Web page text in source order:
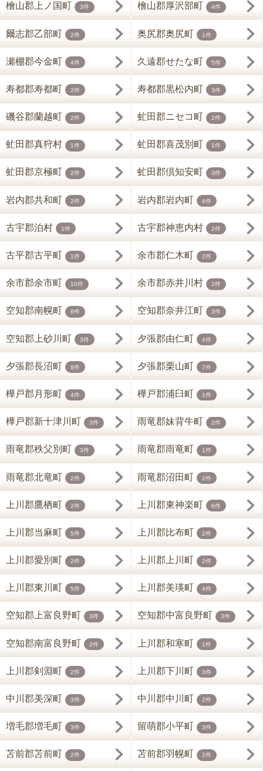
檜山郡上ノ国町 3件 檜山郡厚沢部町 4件
爾志郡乙部町 2件 奥尻郡奥尻町 1件
瀬棚郡今金町 4件 久遠郡せたな町 5件
寿都郡寿都町 2件 寿都郡黒松内町 3件
磯谷郡蘭越町 2件 虻田郡ニセコ町 2件
虻田郡真狩村 1件 虻田郡喜茂別町 1件
虻田郡京極町 2件 虻田郡倶知安町 3件
岩内郡共和町 2件 岩内郡岩内町 4件
古宇郡泊村 1件 古宇郡神恵内村 2件
古平郡古平町 1件 余市郡仁木町 2件
余市郡余市町 10件 余市郡赤井川村 2件
空知郡南幌町 6件 空知郡奈井江町 3件
空知郡上砂川町 3件 夕張郡由仁町 4件
夕張郡長沼町 8件 夕張郡栗山町 7件
樺戸郡月形町 4件 樺戸郡浦臼町 1件
樺戸郡新十津川町 3件 雨竜郡妹背牛町 2件
雨竜郡秩父別町 3件 雨竜郡雨竜町 1件
雨竜郡北竜町 2件 雨竜郡沼田町 2件
上川郡鷹栖町 2件 上川郡東神楽町 6件
上川郡当麻町 5件 上川郡比布町 2件
上川郡愛別町 2件 上川郡上川町 2件
上川郡東川町 5件 上川郡美瑛町 4件
空知郡上富良野町 3件 空知郡中富良野町 3件
空知郡南富良野町 2件 上川郡和寒町 1件
上川郡剣淵町 2件 上川郡下川町 3件
中川郡美深町 3件 中川郡中川町 2件
増毛郡増毛町 3件 留萌郡小平町 3件
苫前郡苫前町 2件 苫前郡羽幌町 2件